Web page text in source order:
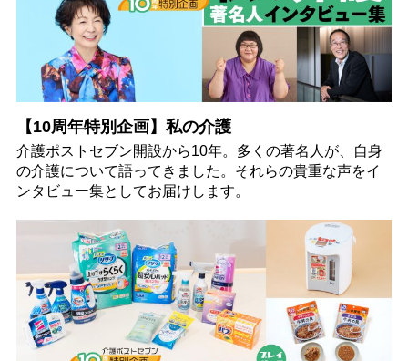
【10周年特別企画】私の介護
介護ポストセブン開設から10年。多くの著名人が、自身
の介護について語ってきました。それらの貴重な声をイ
ンタビュー集としてお届けします。